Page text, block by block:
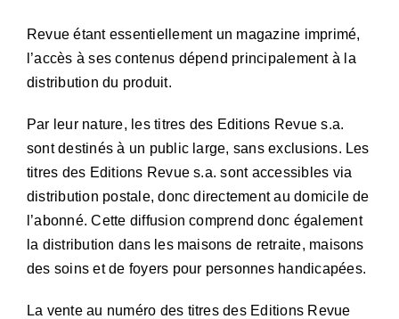
Revue étant essentiellement un magazine imprimé,
l’accès à ses contenus dépend principalement à la
distribution du produit.
Par leur nature, les titres des Editions Revue s.a.
sont destinés à un public large, sans exclusions. Les
titres des Editions Revue s.a. sont accessibles via
distribution postale, donc directement au domicile de
l’abonné. Cette diffusion comprend donc également
la distribution dans les maisons de retraite, maisons
des soins et de foyers pour personnes handicapées.
La vente au numéro des titres des Editions Revue